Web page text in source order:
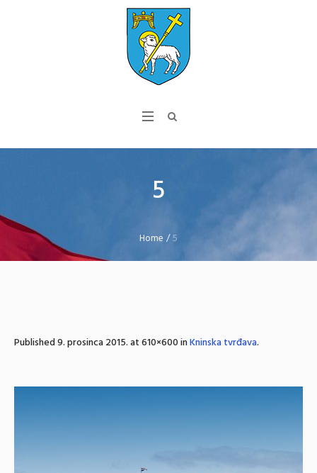
5
Home /5
Published9. prosinca 2015.at 610×600 inKninska tvrđava.